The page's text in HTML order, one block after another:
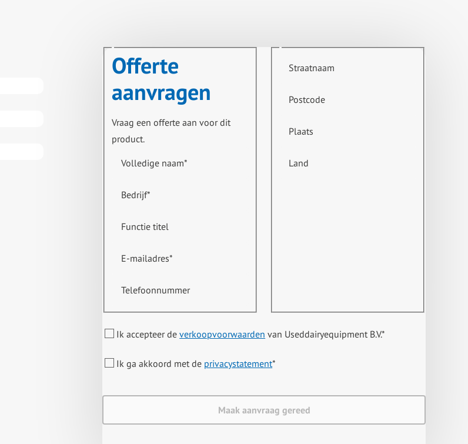
Offerte
aanvragen
Vraag een offerte aan voor dit
product.
Volledige naam*
Bedrijf*
Functie titel
E-mailadres*
Telefoonnummer
Straatnaam
Postcode
Plaats
Land
Ik accepteer deverkoopvoorwaarden van Useddairyequipment B.V.*
Ik ga akkoord met de privacystatement*
Maak aanvraag gereed